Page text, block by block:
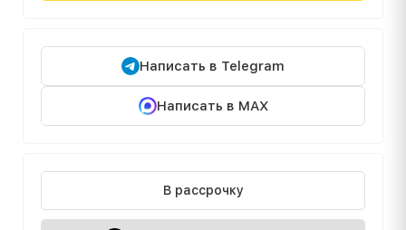
Написать в Telegram
Написать в MAX
В рассрочку